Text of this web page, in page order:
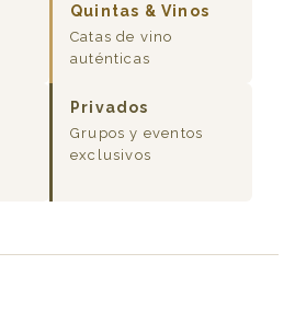
Quintas & Vinos
Catas de vino
auténticas
Privados
Grupos y eventos
exclusivos